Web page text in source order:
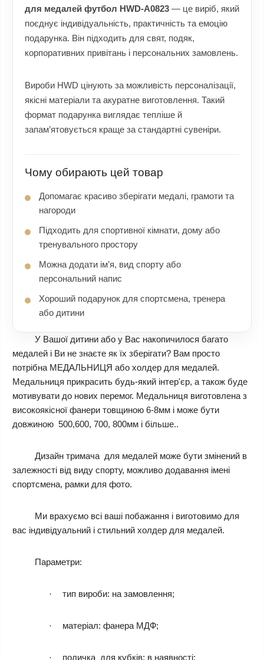
для медалей футбол HWD-A0823 — це виріб, який
поєднує індивідуальність, практичність та емоцію
подарунка. Він підходить для свят, подяк,
корпоративних привітань і персональних замовлень.
Вироби HWD цінують за можливість персоналізації,
якісні матеріали та акуратне виготовлення. Такий
формат подарунка виглядає тепліше й
запам’ятовується краще за стандартні сувеніри.
Чому обирають цей товар
Допомагає красиво зберігати медалі, грамоти та
нагороди
Підходить для спортивної кімнати, дому або
тренувального простору
Можна додати ім’я, вид спорту або
персональний напис
Хороший подарунок для спортсмена, тренера
або дитини
У Вашої дитини або у Вас накопичилося багато
медалей і Ви не знаєте як їх зберігати? Вам просто
потрібна МЕДАЛЬНИЦЯ або холдер для медалей.
Медальниця прикрасить будь-який інтер'єр, а також буде
мотивувати до нових перемог. Медальниця виготовлена ​​з
високоякісної фанери товщиною 6-8мм і може бути
довжиною 500,600, 700, 800мм і більше..
Дизайн тримача для медалей може бути змінений в
залежності від виду спорту, можливо додавання імені
спортсмена, рамки для фото.
Ми врахуємо всі ваші побажання і виготовимо для
вас індивідуальний і стильний холдер для медалей.
Параметри:
· тип вироби: на замовлення;
· матеріал: фанера МДФ;
· поличка для кубків: в наявності;